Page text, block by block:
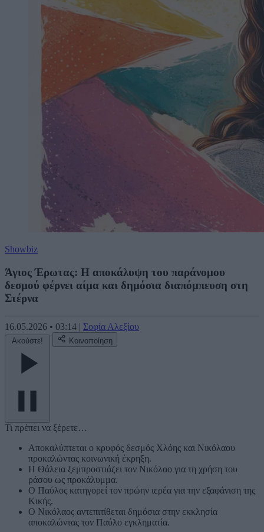
Showbiz
Άγιος Έρωτας: Η αποκάλυψη του παράνομου
δεσμού φέρνει αίμα και δημόσια διαπόμπευση στη
Στέρνα
16.05.2026 • 03:14 | Σοφία Αλεξίου
Ακούστε! Κοινοποίηση
Τι πρέπει να ξέρετε…
Αποκαλύπτεται ο κρυφός δεσμός Χλόης και Νικόλαου
προκαλώντας κοινωνική έκρηξη.
Η Θάλεια ξεμπροστιάζει τον Νικόλαο για τη χρήση του
ράσου ως προκάλυμμα.
Ο Παύλος κατηγορεί τον πρώην ιερέα για την εξαφάνιση της
Κικής.
Ο Νικόλαος αντεπιτίθεται δημόσια στην εκκλησία
αποκαλώντας τον Παύλο εγκληματία.